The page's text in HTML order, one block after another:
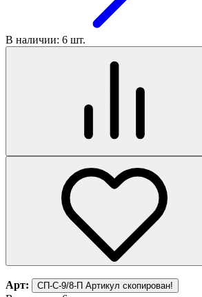
В наличии: 6 шт.
Арт: СП-С-9/8-П Артикул скопирован!